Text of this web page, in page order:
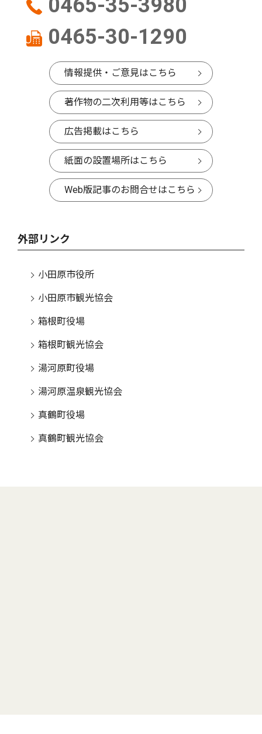
0465-35-3980
0465-30-1290
情報提供・ご意見はこちら
著作物の二次利用等はこちら
広告掲載はこちら
紙面の設置場所はこちら
Web版記事のお問合せはこちら
外部リンク
小田原市役所
小田原市観光協会
箱根町役場
箱根町観光協会
湯河原町役場
湯河原温泉観光協会
真鶴町役場
真鶴町観光協会